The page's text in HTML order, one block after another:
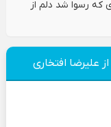
که رسوا شد دلم از
علیرضا افتخاری